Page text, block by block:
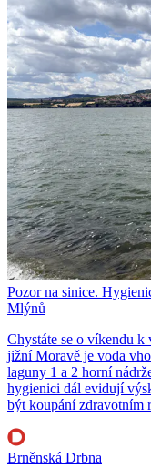
Pozor na sinice.
Mlýnů
Chystáte se o víkendu
jižní Moravě je voda
laguny 1 a 2 horní
hygienici dál evidují
být koupání zdravotním
Brněnská Drbna